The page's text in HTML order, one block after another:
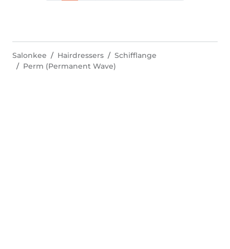
Salonkee Hairdressers
Schifflange
Perm (Permanent Wave)